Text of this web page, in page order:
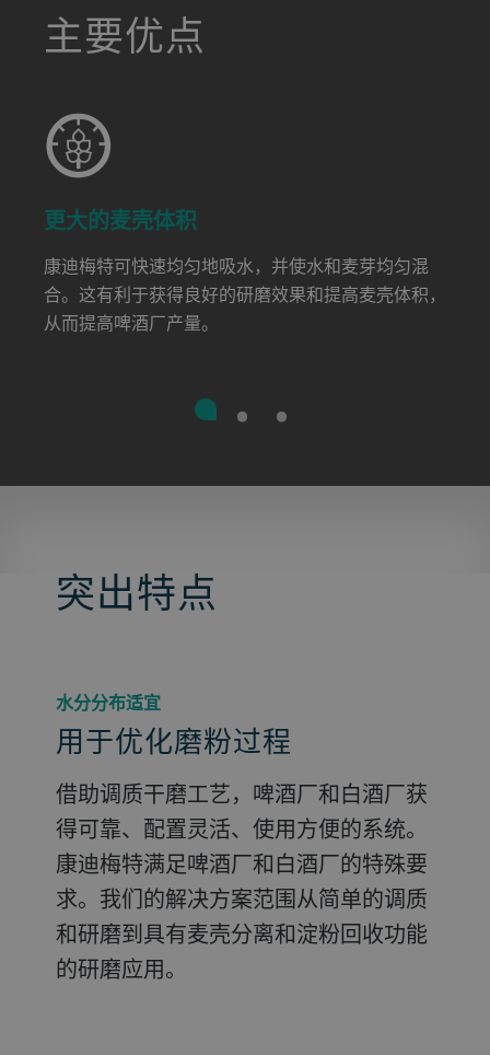
a decorative background image
主要优点
更大的麦壳体积
康迪梅特可快速均匀地吸水，并使水和麦芽均匀混
合。这有利于获得良好的研磨效果和提高麦壳体积，
从而提高啤酒厂产量。
突出特点
水分分布适宜
用于优化磨粉过程
借助调质干磨工艺，啤酒厂和白酒厂获
得可靠、配置灵活、使用方便的系统。
康迪梅特满足啤酒厂和白酒厂的特殊要
求。我们的解决方案范围从简单的调质
和研磨到具有麦壳分离和淀粉回收功能
的研磨应用。